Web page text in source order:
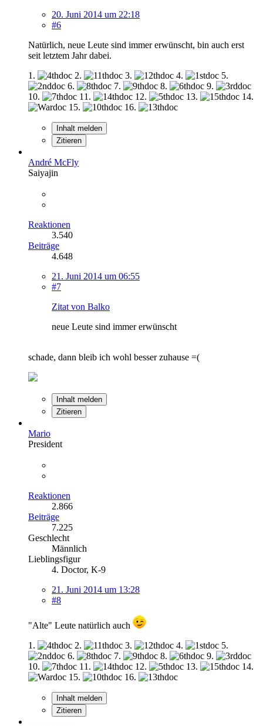
20. Juni 2014 um 22:18
#6
Natürlich, neue Leute sind immer erwünscht, bin auch erst
seit letztem Jahr dabei.
1.
2. 3. 4.
5.
6.
7. 8.
9.
10.
11. 12. 13.
14.
15.
16.
Inhalt melden
Zitieren
André McFly
Saiyajin
Reaktionen
3.540
Beiträge
4.648
21. Juni 2014 um 06:55
#7
Zitat von Balko
neue Leute sind immer erwünscht
schade, dann bleib ich wohl besser zuhause =(
Inhalt melden
Zitieren
Mario
President
Reaktionen
2.866
Beiträge
7.225
Geschlecht
Männlich
Lieblingsfigur
4. Doctor, K-9
21. Juni 2014 um 13:28
#8
"Alte" Leute natürlich auch
1.
2. 3. 4.
5.
6.
7. 8.
9.
10.
11. 12. 13.
14.
15.
16.
Inhalt melden
Zitieren